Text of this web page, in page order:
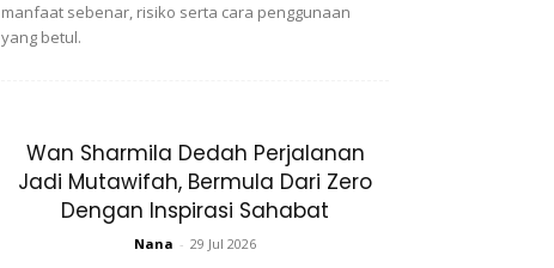
manfaat sebenar, risiko serta cara penggunaan
yang betul.
Wan Sharmila Dedah Perjalanan
Jadi Mutawifah, Bermula Dari Zero
Dengan Inspirasi Sahabat
Nana - 29 Jul 2026